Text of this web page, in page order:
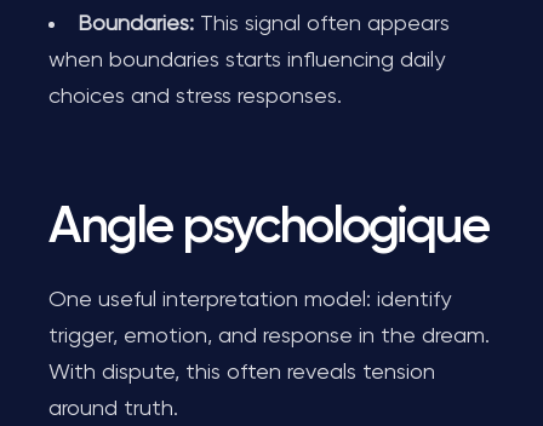
Boundaries: This signal often appears
when boundaries starts influencing daily
choices and stress responses.
Angle psychologique
One useful interpretation model: identify
trigger, emotion, and response in the dream.
With dispute, this often reveals tension
around truth.